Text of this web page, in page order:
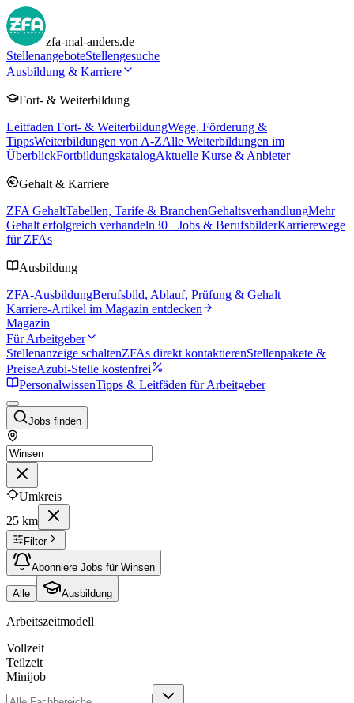
zfa-mal-anders.de
StellenangeboteStellengesuche
Ausbildung & Karriere
Fort- & Weiterbildung
Leitfaden Fort- & WeiterbildungWege, Förderung &
TippsWeiterbildungen von A-ZAlle Weiterbildungen im
ÜberblickFortbildungskatalogAktuelle Kurse & Anbieter
Gehalt & Karriere
ZFA GehaltTabellen, Tarife & BranchenGehaltsverhandlungMehr
Gehalt erfolgreich verhandeln30+ Jobs & BerufsbilderKarrierewege
für ZFAs
Ausbildung
ZFA-AusbildungBerufsbild, Ablauf, Prüfung & Gehalt
Karriere-Artikel im Magazin entdecken
Magazin
Für Arbeitgeber
Stellenanzeige schaltenZFAs direkt kontaktierenStellenpakete &
PreiseAzubi-Stelle kostenfrei
PersonalwissenTipps & Leitfäden für Arbeitgeber
Jobs finden
Umkreis
25 km
Filter
Abonniere Jobs für Winsen
Alle Ausbildung
Arbeitszeitmodell
Vollzeit
Teilzeit
Minijob